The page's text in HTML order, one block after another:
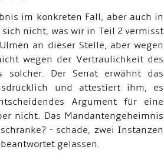
im konkreten Fall, aber auch in
nicht, was wir in Teil 2 vermisst
an dieser Stelle, aber wegen
wegen der Vertraulichkeit des
solcher. Der Senat erwähnt das
und attestiert ihm, es
Argument für eine
nicht. Das Mandantengeheimnis
- schade, zwei Instanzen
gelassen.